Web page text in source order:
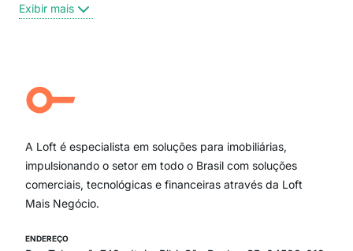
Centro
Campo Belo
Ipiranga
Paraíso
Itaim Bibi
Exibir mais
A Loft é especialista em soluções para imobiliárias,
impulsionando o setor em todo o Brasil com soluções
comerciais, tecnológicas e financeiras através da Loft
Mais Negócio.
ENDEREÇO